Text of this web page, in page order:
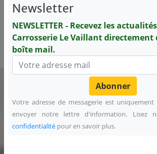
Nous collectons votre nom, adresse de
afin de répondre à votre demande.
confidentialitépour en savoir plus.
NEWSLETTER - Recevez les actualités
Carrosserie Le Vaillant directement
boîte mail.
Newsletter
NEWSLETTER - Recevez les
Carrosserie Le Vaillant directement
boîte mail.
Votre adresse de messagerie est
envoyer notre lettre d'information. Lisez
confidentialité pour en savoir plus.